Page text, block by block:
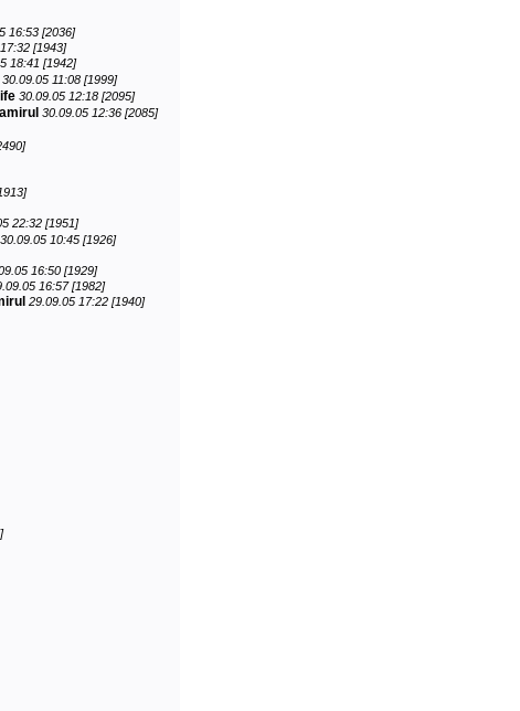
16:53 [2036]
[1943]
18:41 [1942]
30.09.05 11:08 [1999]
30.09.05 12:18 [2095]
amirul 30.09.05 12:36 [2085]
22:32 [1951]
30.09.05 10:45 [1926]
16:50 [1929]
16:57 [1982]
29.09.05 17:22 [1940]